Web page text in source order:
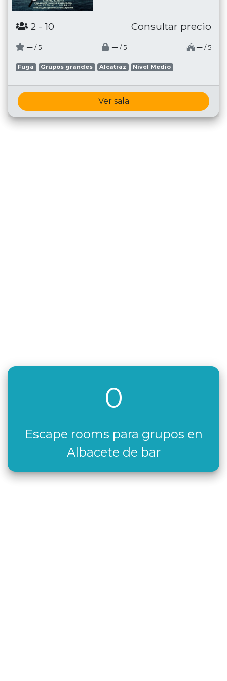
2 - 10 Consultar precio
─ / 5 ─ / 5 ─ / 5
Fuga Grupos grandes Alcatraz Nivel Medio
Ver sala
0
Escape rooms para grupos en
Albacete de bar